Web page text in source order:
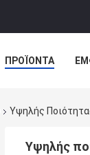
ΠΡΟΪΌΝΤΑ
Υψηλής
Υψηλής